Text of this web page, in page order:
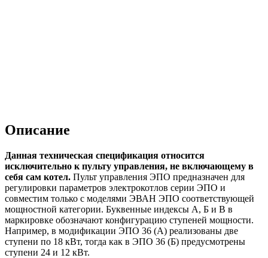
Описание
Данная техническая спецификация относится
исключительно к пульту управления, не включающему в
себя сам котел. Пульт управления ЭПО предназначен для
регулировки параметров электрокотлов серии ЭПО и
совместим только с моделями ЭВАН ЭПО соответствующей
мощностной категории. Буквенные индексы А, Б и В в
маркировке обозначают конфигурацию ступеней мощности.
Например, в модификации ЭПО 36 (А) реализованы две
ступени по 18 кВт, тогда как в ЭПО 36 (Б) предусмотрены
ступени 24 и 12 кВт.